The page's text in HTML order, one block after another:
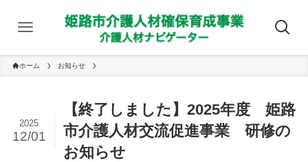
ホーム お知らせ
【終了しました】2025年度 姫路
市介護人材交流促進事業 研修の
お知らせ
2025
12/01